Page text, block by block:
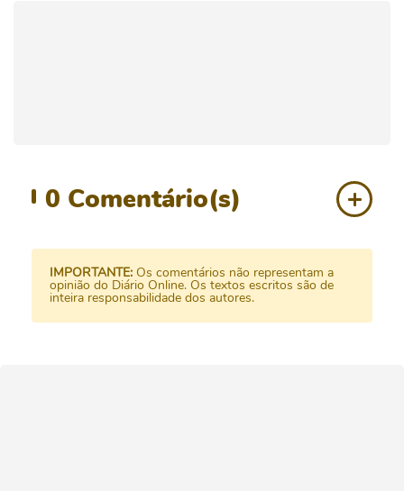
0 Comentário(s)
IMPORTANTE: Os comentários não representam a
opinião do Diário Online. Os textos escritos são de
inteira responsabilidade dos autores.